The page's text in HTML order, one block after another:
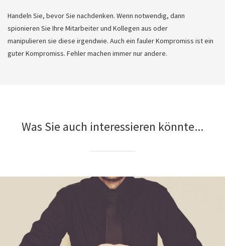
Handeln Sie, bevor Sie nachdenken. Wenn notwendig, dann
spionieren Sie Ihre Mitarbeiter und Kollegen aus oder
manipulieren sie diese irgendwie. Auch ein fauler Kompromiss ist ein
guter Kompromiss. Fehler machen immer nur andere.
Was Sie auch interessieren könnte...